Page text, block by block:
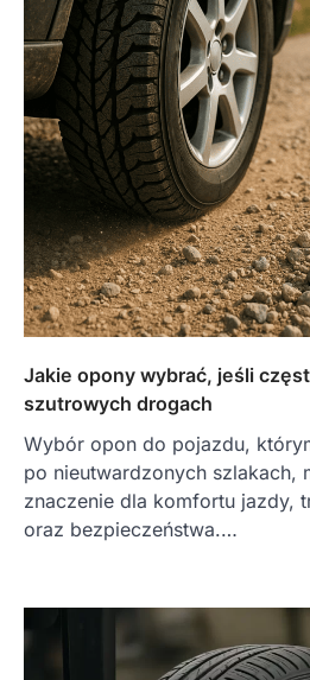
Jakie opony wybrać, jeśli
szutrowych drogach
Wybór opon do pojazdu,
po nieutwardzonych szlakach,
znaczenie dla komfortu jazdy,
oraz bezpieczeństwa.…